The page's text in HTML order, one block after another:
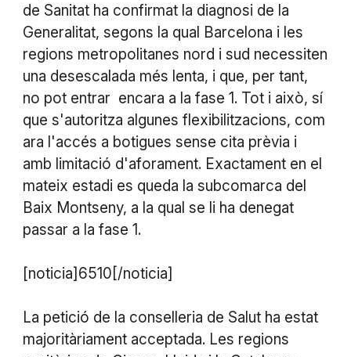
de Sanitat ha confirmat la diagnosi de la
Generalitat, segons la qual Barcelona i les
regions metropolitanes nord i sud necessiten
una desescalada més lenta, i que, per tant,
no pot entrar encara a la fase 1. Tot i això, sí
que s'autoritza algunes flexibilitzacions, com
ara l'accés a botigues sense cita prèvia i
amb limitació d'aforament. Exactament en el
mateix estadi es queda la subcomarca del
Baix Montseny, a la qual se li ha denegat
passar a la fase 1.
[noticia]6510[/noticia]
La petició de la conselleria de Salut ha estat
majoritàriament acceptada. Les regions